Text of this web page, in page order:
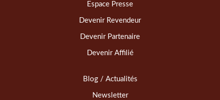
Espace Presse
Devenir Revendeur
Devenir Partenaire
Devenir Affilié
Blog / Actualités
Newsletter